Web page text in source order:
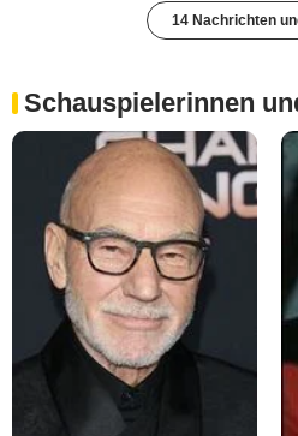
14 Nachrichten
Schauspielerinnen